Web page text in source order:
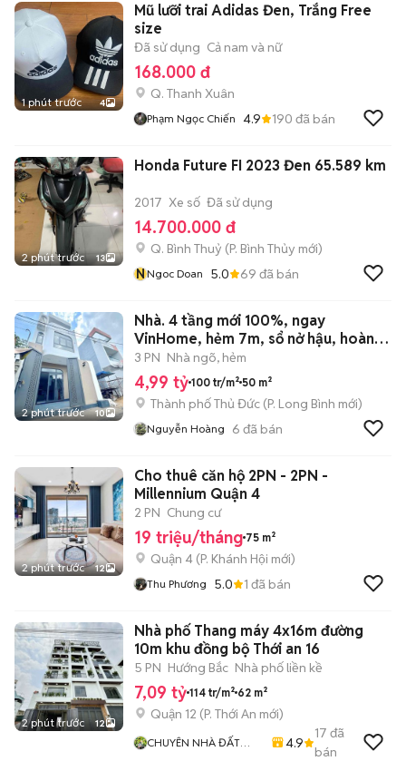
1 phút trước 4
Mũ lưỡi trai Adidas Đen, Trắng Free
size
Đã sử dụng Cả nam và nữ
168.000 đ
Q. Thanh Xuân
Phạm Ngọc Chiến 4.9 190 đã bán
2 phút trước 13
Honda Future FI 2023 Đen 65.589 km
2017 Xe số Đã sử dụng
14.700.000 đ
Q. Bình Thuỷ (P. Bình Thủy mới)
NNgoc Doan 5.0 69 đã bán
2 phút trước 10
Nhà. 4 tầng mới 100%, ngay
VinHome, hẻm 7m, sổ nở hậu, hoàn
công.
3 PN Nhà ngõ, hẻm
4,99 tỷ 100 tr/m² 50 m²
Thành phố Thủ Đức (P. Long Bình mới)
Nguyễn Hoàng 6 đã bán
2 phút trước 12
Cho thuê căn hộ 2PN - 2PN -
Millennium Quận 4
2 PN Chung cư
19 triệu/tháng 75 m²
Quận 4 (P. Khánh Hội mới)
Thu Phương 5.0 1 đã bán
2 phút trước 12
Nhà phố Thang máy 4x16m đường
10m khu đồng bộ Thới an 16
5 PN Hướng Bắc Nhà phố liền kề
7,09 tỷ 114 tr/m² 62 m²
Quận 12 (P. Thới An mới)
CHUYÊN NHÀ ĐẤT
4.9
17 đã
bán